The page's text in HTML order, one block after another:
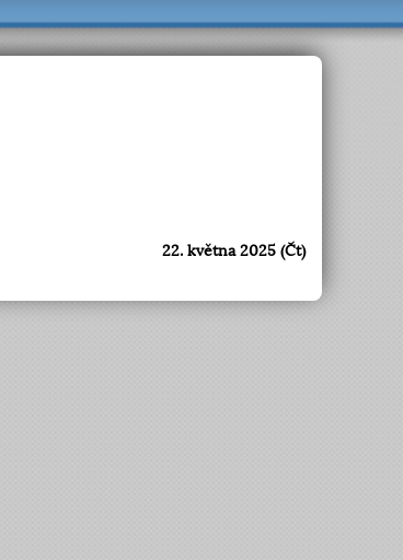
22. května 2025 (Čt)